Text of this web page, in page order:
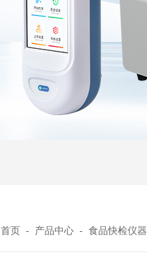
首页 - 产品中心 - 食品快检仪器